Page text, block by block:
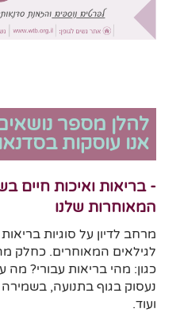
להלן מספר
אנו עוסקות
- בריאות ואיכות חיים
המאוחרות שלנו
מרחב לדיון על סוגיות
לגילאים המאוחרים. כחלק
כגון: מהי בריאות עבורי? מה
נעסוק בגוף בתנועה,
ועוד.